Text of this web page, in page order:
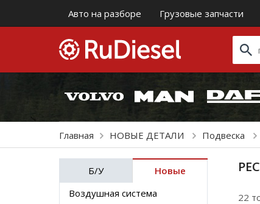
Авто на разборе Грузовые запчасти
Главная НОВЫЕ ДЕТАЛИ Подвеска
Б/У
Новые
Воздушная система
22